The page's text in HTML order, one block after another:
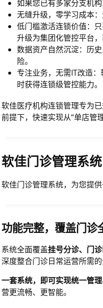
如果您已有多家分支机
无缝升级，零学习成本
低门槛激活连锁价值：
升级为集团化管控平台
数据资产自然沉淀：历
险。
专注业务，无需IT改造
时获得连锁级管控能力。
软佳医疗机构连锁管理专为
前提下，快速实现从“单店管
软佳门诊管理系
软佳门诊管理系统，为您提
功能完整，覆盖门诊
系统全面覆盖挂号分诊、门
深度整合门诊日常运营所需的
一套系统，即可实现统一管理
营更流畅、更智能。